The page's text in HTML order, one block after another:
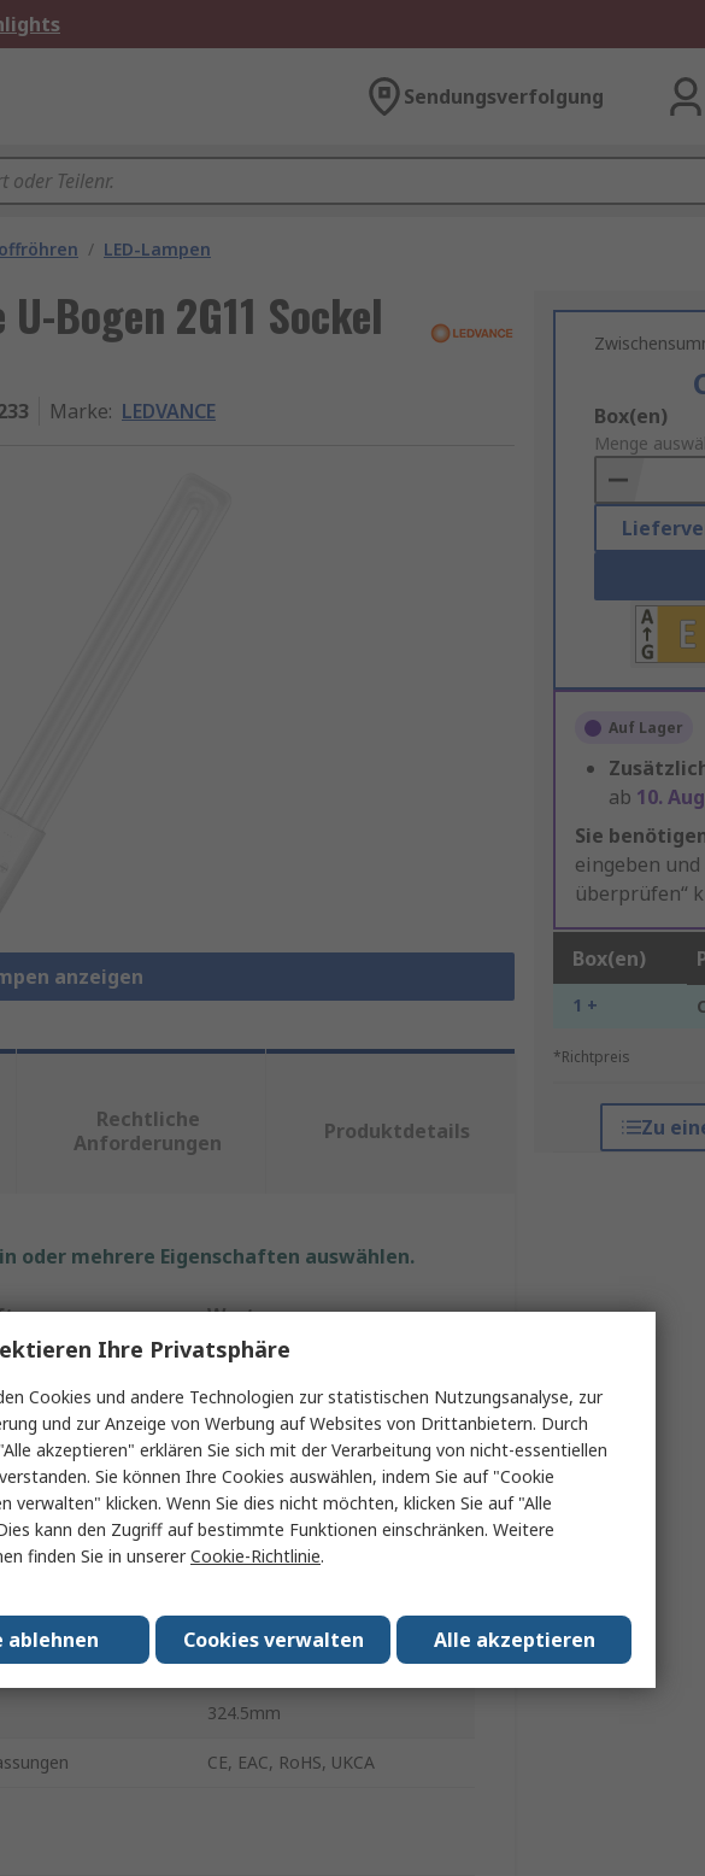
Sendungsverfolgung
/ LED-Lampen
U-Bogen 2G11 Sockel
Marke: LEDVANCE
anzeigen
Add
to
Basket
Box(en)
Menge
Auf Lager
ab 10.
Sie
eingeben
überprüfen“
Box(en)
1 +
*Richtpreis
Zu
Rechtliche
Anforderungen
Produktdetails
oder mehrere Eigenschaften auswählen.
Wert
LEDVANCE
Fassung 2G11
LED-Birne
DULUX
U-Bogen
Kaltweiß
30000h
324.5mm
CE, EAC, RoHS, UKCA
Ihre Privatsphäre
Cookies und andere Technologien zur statistischen Nutzungsanalyse, zur
und zur Anzeige von Werbung auf Websites von Drittanbietern. Durch
akzeptieren" erklären Sie sich mit der Verarbeitung von nicht-essentiellen
Sie können Ihre Cookies auswählen, indem Sie auf "Cookie
verwalten" klicken. Wenn Sie dies nicht möchten, klicken Sie auf "Alle
kann den Zugriff auf bestimmte Funktionen einschränken. Weitere
finden Sie in unsererCookie-Richtlinie.
Alle akzeptieren
Cookies verwalten
ablehnen